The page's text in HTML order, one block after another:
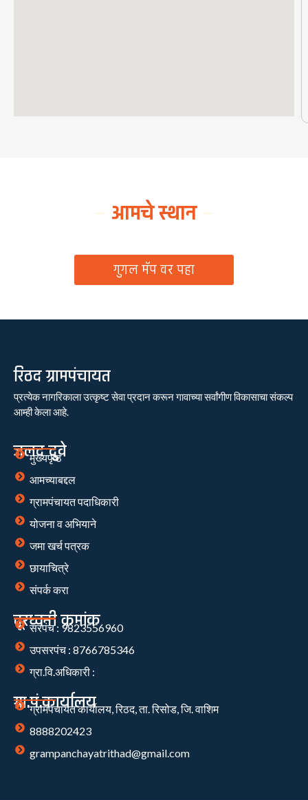
आमचे स्थान
गुगल मॅप वर पहा
रिठद ग्रामपंचायत
प्रत्येक नागरिकाला उत्कृष्ट सेवा प्रदान करून गावाच्या सर्वांगीण विकासाचा संकल्प
आम्ही केला आहे.
जलद दुवे
मुख्यपृष्ठ
आमच्याबद्दल
ग्रामपंचायत पदाधिकारी
योजना व अभियाने
जमा खर्च पत्रक
छायाचित्रे
संपर्क करा
दूरध्वनी क्रमांक
सरपंच : 9823556960
उपसरपंच : 8766785346
ग्रा.वि.अधिकारी :
ग्रा.पं.कार्यालय
ग्रामपंचायत कार्यालय, रिठद, ता. रिसोड, जि. वाशिम
8888202423
grampanchayatrithad@gmail.com